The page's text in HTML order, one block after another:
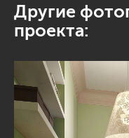
Другие
проекта: